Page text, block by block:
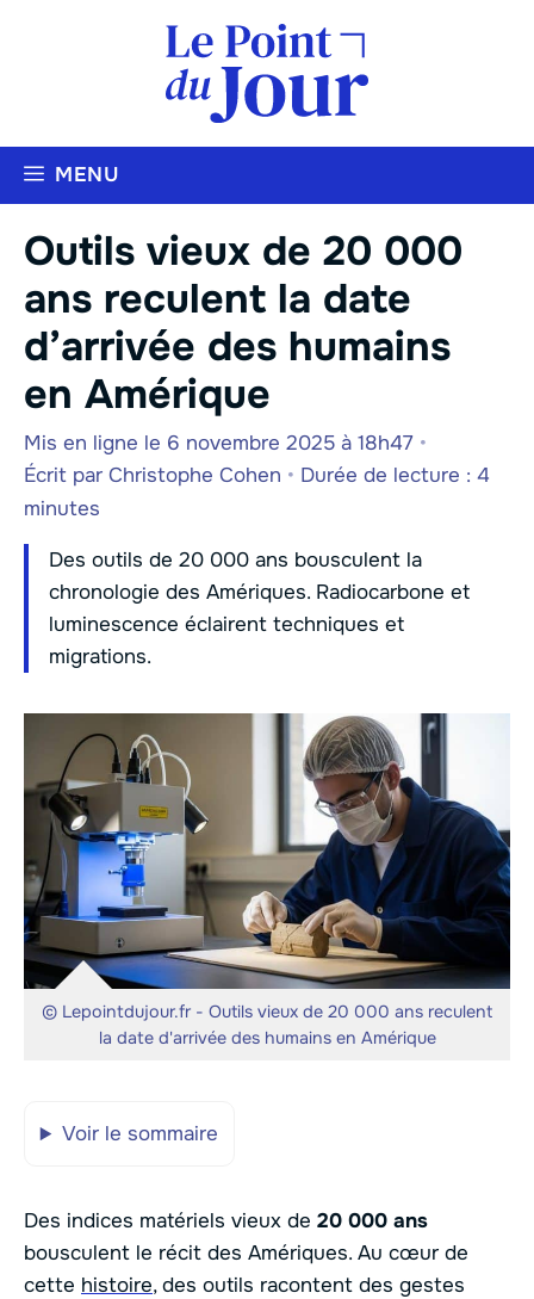
MENU
Outils vieux de 20 000
ans reculent la date
d’arrivée des humains
en Amérique
Mis en ligne le 6 novembre 2025 à 18h47 •
Écrit par Christophe Cohen • Durée de lecture : 4
minutes
Des outils de 20 000 ans bousculent la
chronologie des Amériques. Radiocarbone et
luminescence éclairent techniques et
migrations.
© Lepointdujour.fr - Outils vieux de 20 000 ans reculent
la date d'arrivée des humains en Amérique
Voir le sommaire
Des indices matériels vieux de 20 000 ans
bousculent le récit des Amériques. Au cœur de
cette histoire, des outils racontent des gestes